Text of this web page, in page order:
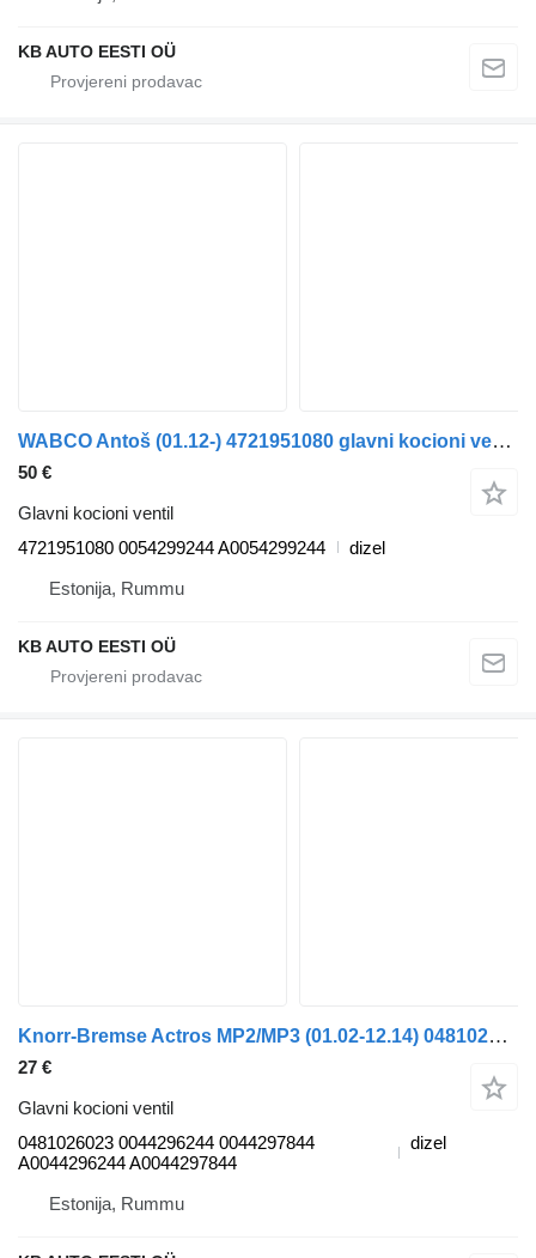
KB AUTO EESTI OÜ
WABCO Antoš (01.12-) 4721951080 glavni kocioni ventil za Mercedes-Benz Actros MP4 Antos Arocs (2012-) kamiona
50 €
Glavni kocioni ventil
4721951080 0054299244 A0054299244
dizel
Estonija, Rummu
KB AUTO EESTI OÜ
Knorr-Bremse Actros MP2/MP3 (01.02-12.14) 0481026023 glavni kocioni ventil za Mercedes-Benz Actros, Axor MP1, MP2, MP3 (1996-2014) kamiona
27 €
Glavni kocioni ventil
0481026023 0044296244 0044297844
A0044296244 A0044297844
dizel
Estonija, Rummu